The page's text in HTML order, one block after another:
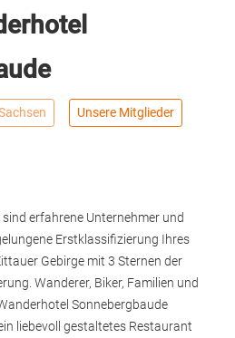
Unsere Mitglieder
erfahrene Unternehmer und
Erstklassifizierung Ihres
Gebirge mit 3 Sternen der
Wanderer, Biker, Familien und
Sonnebergbaude
liebevoll gestaltetes Restaurant